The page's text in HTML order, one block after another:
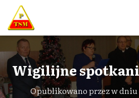
Wigilijne
Opublikowano przezw dniu